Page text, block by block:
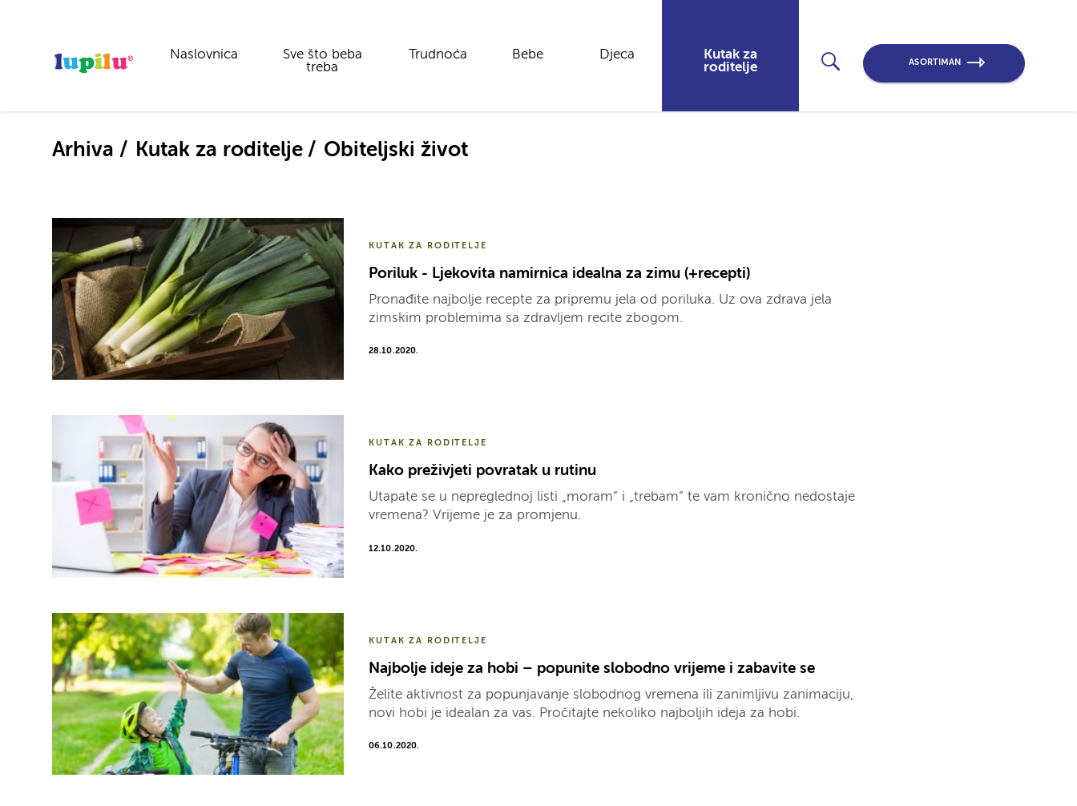
Naslovnica
Sve što beba
treba
Trudnoća Bebe Djeca
Kutak za
roditelje
ASORTIMAN
Arhiva Kutak za roditelje Obiteljski život
KUTAK ZA RODITELJE
Poriluk - Ljekovita namirnica idealna za zimu (+recepti)
Pronađite najbolje recepte za pripremu jela od poriluka. Uz ova zdrava jela
zimskim problemima sa zdravljem recite zbogom.
28.10.2020.
KUTAK ZA RODITELJE
Kako preživjeti povratak u rutinu
Utapate se u nepreglednoj listi „moram“ i „trebam“ te vam kronično nedostaje
vremena? Vrijeme je za promjenu.
12.10.2020.
KUTAK ZA RODITELJE
Najbolje ideje za hobi – popunite slobodno vrijeme i zabavite se
Želite aktivnost za popunjavanje slobodnog vremena ili zanimljivu zanimaciju,
novi hobi je idealan za vas. Pročitajte nekoliko najboljih ideja za hobi.
06.10.2020.